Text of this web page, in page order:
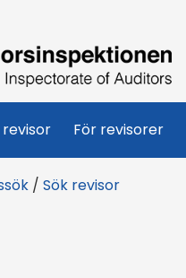
revisor För revisorer
/ Sök revisor